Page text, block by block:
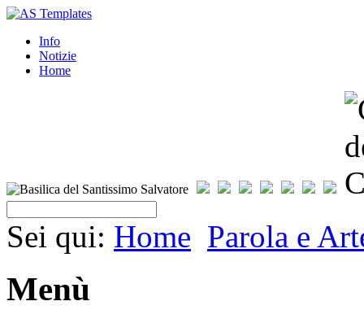
Info
Notizie
Home
Sei qui: Home Parola e
Menù